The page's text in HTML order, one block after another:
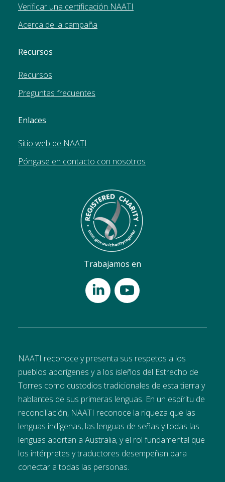
Verificar una certificación NAATI
Acerca de la campaña
Recursos
Recursos
Preguntas frecuentes
Enlaces
Sitio web de NAATI
Póngase en contacto con nosotros
Trabajamos en
NAATI reconoce y presenta sus respetos a los
pueblos aborígenes y a los isleños del Estrecho de
Torres como custodios tradicionales de esta tierra y
hablantes de sus primeras lenguas. En un espíritu de
reconciliación, NAATI reconoce la riqueza que las
lenguas indígenas, las lenguas de señas y todas las
lenguas aportan a Australia, y el rol fundamental que
los intérpretes y traductores desempeñan para
conectar a todas las personas.